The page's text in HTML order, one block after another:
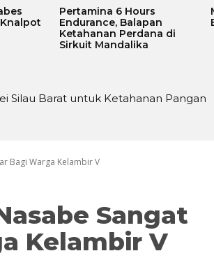
Pertamina 6 Hours
Endurance, Balapan
Ketahanan Perdana di
Sirkuit Mandalika
Barat untuk Ketahanan Pangan
Bogor Galang Donasi untuk Yudi
Bagi Warga Kelambir V
Sangat
Kelambir V